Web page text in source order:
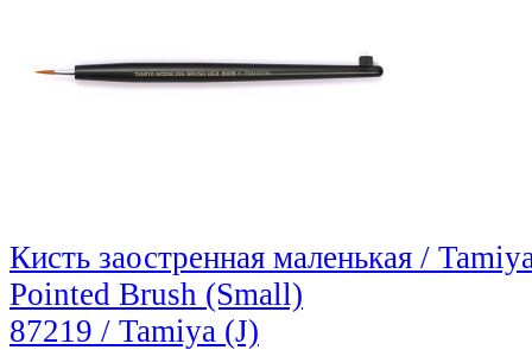
Кисть заостренная маленькая /
Pointed Brush (Small)
87219 / Tamiya (J)